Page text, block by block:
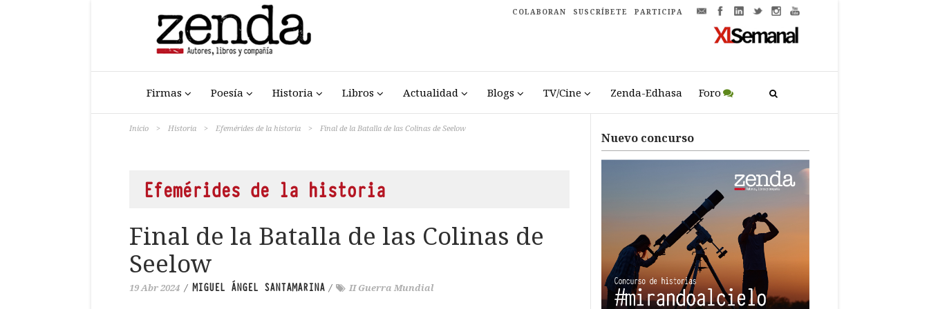
COLABORAN SUSCRÍBETE PARTICIPA
Firmas Poesía Historia Libros Actualidad Blogs TV/Cine Zenda-Edhasa Foro
Inicio > Historia > Efemérides de la historia > Final de la Batalla de las Colinas de Seelow
Efemérides de la historia
Final de la Batalla de las Colinas de
Seelow
19 Abr 2024 / MIGUEL ÁNGEL SANTAMARINA / II Guerra Mundial
Nuevo concurso